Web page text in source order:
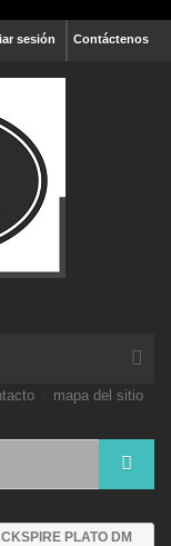
Contáctenos
sesión
mapa del sitio
PLATO DM